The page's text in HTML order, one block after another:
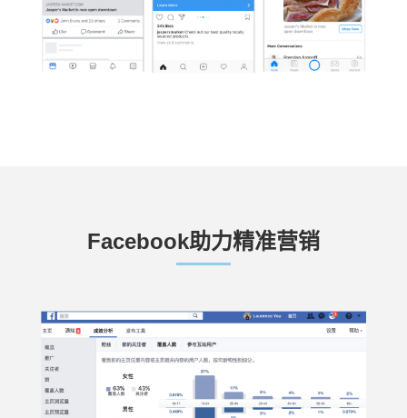
Facebook助力精准营销